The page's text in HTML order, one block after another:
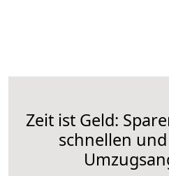
Zeit ist Geld:
schnellen